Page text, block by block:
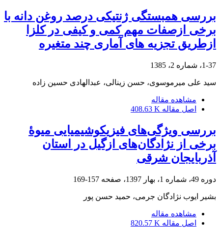
بررسی همبستگی ژنتیکی درصد روغن دانه با
برخی ازصفات مهم کمی و کیفی در کلزا
ازطریق تجزیه های آماری چند متغیره
1-37، شماره 2، 1385
سید علی میرموسوی، حسن زینالی، عبدالهادی حسین زاده
مشاهده مقاله
اصل مقاله 408.63 K
بررسی ویژگی‌های فیزیکوشیمیایی میوۀ
برخی از نژادگان‌های ازگیل در استان
آذربایجان شرقی
دوره 49، شماره 1، بهار 1397، صفحه 157-169
بشیر ایوب نژادگان جرمی، حمید حسن پور
مشاهده مقاله
اصل مقاله 820.57 K